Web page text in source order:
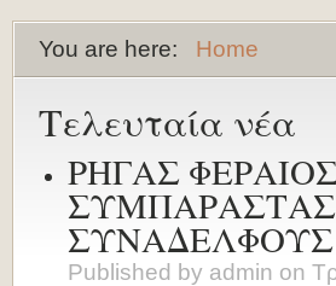
You are here: Home
Τελευταία νέα
ΡΗΓΑΣ
Published by admin on